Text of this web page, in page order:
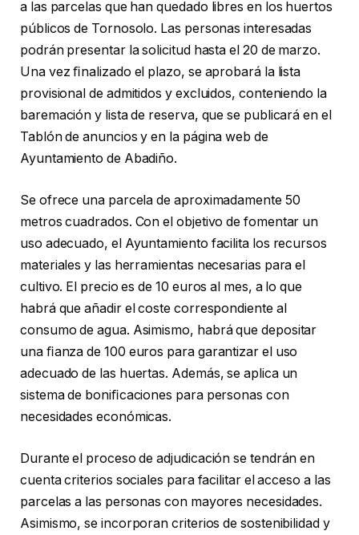
a las parcelas que han quedado libres en los huertos
públicos de Tornosolo. Las personas interesadas
podrán presentar la solicitud hasta el 20 de marzo.
Una vez ﬁnalizado el plazo, se aprobará la lista
provisional de admitidos y excluidos, conteniendo la
baremación y lista de reserva, que se publicará en el
Tablón de anuncios y en la página web de
Ayuntamiento de Abadiño.
Se ofrece una parcela de aproximadamente 50
metros cuadrados. Con el objetivo de fomentar un
uso adecuado, el Ayuntamiento facilita los recursos
materiales y las herramientas necesarias para el
cultivo. El precio es de 10 euros al mes, a lo que
habrá que añadir el coste correspondiente al
consumo de agua. Asimismo, habrá que depositar
una ﬁanza de 100 euros para garantizar el uso
adecuado de las huertas. Además, se aplica un
sistema de boniﬁcaciones para personas con
necesidades económicas.
Durante el proceso de adjudicación se tendrán en
cuenta criterios sociales para facilitar el acceso a las
parcelas a las personas con mayores necesidades.
Asimismo, se incorporan criterios de sostenibilidad y